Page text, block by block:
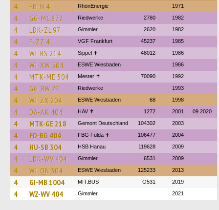
4 FD-N 4 RhönEnergie 1971
4 GG-MC 872 Riedwerke 2780 1982
4 LDK-ZL 97 Gimmler 2620 1982
4 F-ZZ 4 VGF Frankfurt 45237 1985
4 WI-RS 214 Sippel ✝︎ 48012 1986
4 WI-XW 504 ESWE Wiesbaden 1986
4 MTK-ME 504 Mester ✝ 70090 1992
4 GG-RW 27 Riedwerke 1993
4 WI-ZX 204 ESWE Wiesbaden 68 1998
4 DA-AK 404 HAV ✝ 1272 2001 09.2020
4 MTK-GE 218 Gemont Deutschland 104302 2003
4 FD-BG 404 FBG Fulda ✝ 106477 2004
4 HU-SB 304 HSB Hanau 119628 2009
4 LDK-WV 404 Gimmler 6531 2009
4 WI-QN 304 ESWE Wiesbaden 125233 2013
4 GI-MB 1004 MIT.BUS G531 2019
4 WZ-WV 404 Gimmler 2021